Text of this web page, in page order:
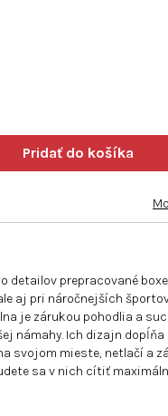
detailov prepracované
aj pri náročnejších
je zárukou pohodlia a
námahy. Ich dizajn
svojom mieste, netlačí a
sa v nich cítiť